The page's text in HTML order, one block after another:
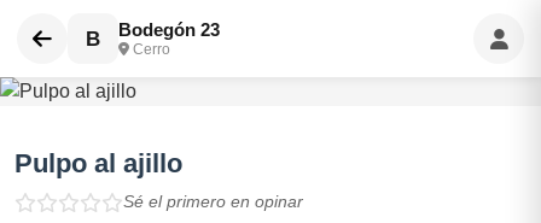
B Bodegón 23
Cerro
Pulpo al ajillo
Sé el primero en opinar